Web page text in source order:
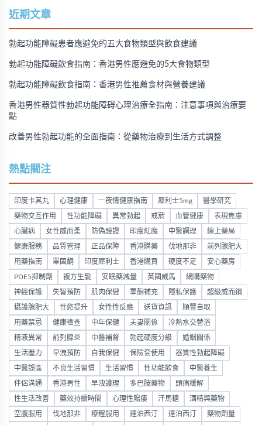
近期文章
勃起功能障礙患者應避免的五大食物類型與飲食建議
勃起功能障礙飲食指南：香港男性應避免的5大食物類型
勃起功能障礙飲食指南：香港男性推薦食材與營養建議
香港男性器質性勃起功能障碍心理治療全指南：注意事項與治療要
點
改善男性勃起功能的全面指南：從藥物治療到生活方式調整
熱點關注
印度卡其丸 心理健康 一夜情健康指南 犀利士5mg 醫學研究
藥物交互作用 性功能障礙 異常勃起 戒菸 血管健康 表現焦慮
心臟病 女性威而柔 防偽驗證 印度紅魔 中醫調理 線上藥局
健康服務 品質管理 正品保障 香港購藥 伐地那非 前列腺肥大
用藥指南 睪固酮 印度犀利士 香港購買 硬度不足 安心藥房
PDE5抑制劑 複方生髮 安眠藥減量 英國威馬 網購藥物
神經保護 失智預防 肌肉保健 睪酮補充 隱私保護 超級威而鋼
攝護腺肥大 性慾提升 女性性反應 送貨資訊 順豐自取
用藥禁忌 健康檢查 中年保健 夫妻關係 冷熱水交替浴
精液異常 前列腺炎 中醫補腎 勃起硬度分級 婚姻關係
生活壓力 早洩預防 自我保健 保險套使用 器質性勃起障礙
中醫誤區 不良生活習慣 生活習慣 性功能飲食 中醫養生
伴侶溝通 香港男性 早洩護理 多巴胺藥物 頭痛緩解
性生活改善 藥效持續時間 心理性陽痿 汗馬糖 酒精與藥物
空腹服用 伐地那非 療程服用 達泊西汀 達泊西汀 藥物劑量